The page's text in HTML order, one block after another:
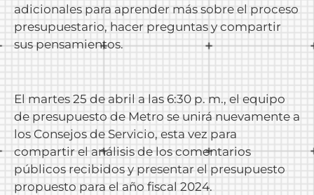
adicionales para aprender más sobre el proceso
presupuestario, hacer preguntas y compartir
sus pensamientos.
El martes 25 de abril a las 6:30 p. m., el equipo
de presupuesto de Metro se unirá nuevamente a
los Consejos de Servicio, esta vez para
compartir el análisis de los comentarios
públicos recibidos y presentar el presupuesto
propuesto para el año fiscal 2024.